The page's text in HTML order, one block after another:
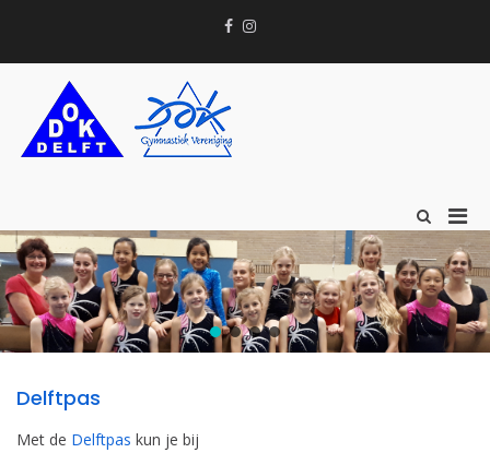
inhoud
Facebook
Instagram
Toon
voor
Delftpas
Met de Delftpas kun je bij